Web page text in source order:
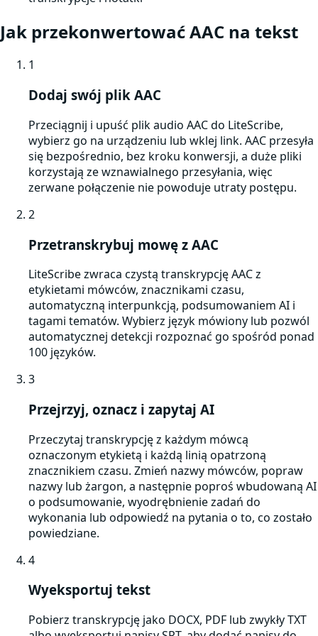
Jak przekonwertowaćAAC na tekst
1
Dodaj swój plik AAC
Przeciągnij i upuść plik audio AAC do LiteScribe,
wybierz go na urządzeniu lub wklej link. AAC przesyła
się bezpośrednio, bez kroku konwersji, a duże pliki
korzystają ze wznawialnego przesyłania, więc
zerwane połączenie nie powoduje utraty postępu.
2
Przetranskrybuj mowę z AAC
LiteScribe zwraca czystą transkrypcję AAC z
etykietami mówców, znacznikami czasu,
automatyczną interpunkcją, podsumowaniem AI i
tagami tematów. Wybierz język mówiony lub pozwól
automatycznej detekcji rozpoznać go spośród ponad
100 języków.
3
Przejrzyj, oznacz i zapytaj AI
Przeczytaj transkrypcję z każdym mówcą
oznaczonym etykietą i każdą linią opatrzoną
znacznikiem czasu. Zmień nazwy mówców, popraw
nazwy lub żargon, a następnie poproś wbudowaną AI
o podsumowanie, wyodrębnienie zadań do
wykonania lub odpowiedź na pytania o to, co zostało
powiedziane.
4
Wyeksportuj tekst
Pobierz transkrypcję jako DOCX, PDF lub zwykły TXT